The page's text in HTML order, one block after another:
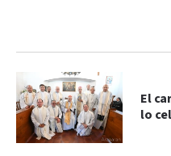
El
lo